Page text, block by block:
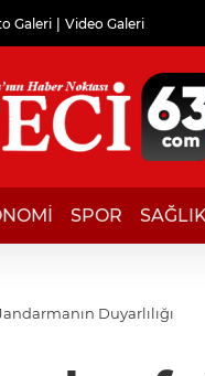
Galeri Video Galeri
SPOR
Duyarlılığı